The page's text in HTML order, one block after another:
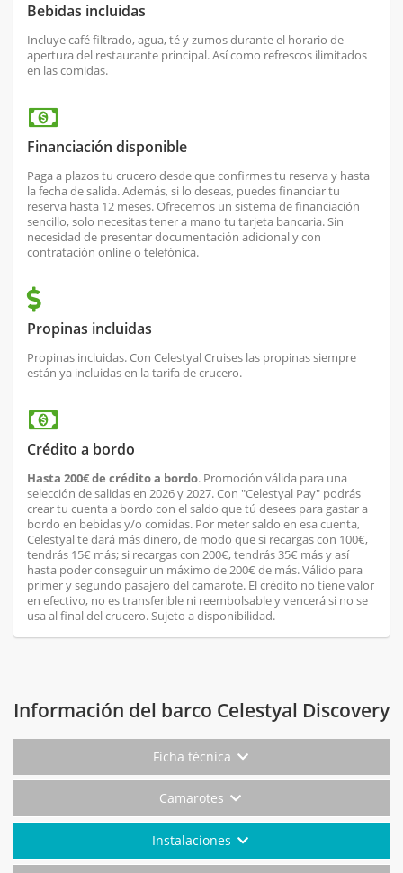
Bebidas incluidas
Incluye café filtrado, agua, té y zumos durante el horario de
apertura del restaurante principal. Así como refrescos ilimitados
en las comidas.
Financiación disponible
Paga a plazos tu crucero desde que confirmes tu reserva y hasta
la fecha de salida. Además, si lo deseas, puedes financiar tu
reserva hasta 12 meses. Ofrecemos un sistema de financiación
sencillo, solo necesitas tener a mano tu tarjeta bancaria. Sin
necesidad de presentar documentación adicional y con
contratación online o telefónica.
Propinas incluidas
Propinas incluidas. Con Celestyal Cruises las propinas siempre
están ya incluidas en la tarifa de crucero.
Crédito a bordo
Hasta 200€ de crédito a bordo. Promoción válida para una
selección de salidas en 2026 y 2027. Con "Celestyal Pay" podrás
crear tu cuenta a bordo con el saldo que tú desees para gastar a
bordo en bebidas y/o comidas. Por meter saldo en esa cuenta,
Celestyal te dará más dinero, de modo que si recargas con 100€,
tendrás 15€ más; si recargas con 200€, tendrás 35€ más y así
hasta poder conseguir un máximo de 200€ de más. Válido para
primer y segundo pasajero del camarote. El crédito no tiene valor
en efectivo, no es transferible ni reembolsable y vencerá si no se
usa al final del crucero. Sujeto a disponibilidad.
Información del barco Celestyal Discovery
Ficha técnica
Camarotes
Instalaciones